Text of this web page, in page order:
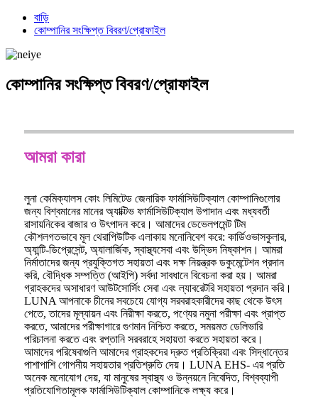
বাড়ি
কোম্পানির সংক্ষিপ্ত বিবরণ/প্রোফাইল
কোম্পানির সংক্ষিপ্ত বিবরণ/প্রোফাইল
আমরা কারা
লুনা কেমিক্যালস কোং লিমিটেড জেনারিক ফার্মাসিউটিক্যাল কোম্পানিগুলোর
জন্য বিশ্বমানের মানের অ্যাক্টিভ ফার্মাসিউটিক্যাল উপাদান এবং মধ্যবর্তী
রাসায়নিকের বাজার ও উৎপাদন করে। আমাদের ডেভেলপমেন্ট টিম
কৌশলগতভাবে মূল থেরাপিউটিক এলাকায় মনোনিবেশ করে: কার্ডিওভাসকুলার,
অ্যান্টি-ডিপ্রেসেন্ট, অ্যালার্জিক, স্বাস্থ্যসেবা এবং উদ্ভিদ নিষ্কাশন। আমরা
নির্মাতাদের জন্য প্রযুক্তিগত সহায়তা এবং দক্ষ নিয়ন্ত্রক ডকুমেন্টেশন প্রদান
করি, বৌদ্ধিক সম্পত্তি (আইপি) সর্বদা সাবধানে বিবেচনা করা হয়। আমরা
গ্রাহকদের অসাধারণ আউটসোর্সিং সেবা এবং ল্যাবরেটরি সহায়তা প্রদান করি।
LUNA আপনাকে চীনের সবচেয়ে যোগ্য সরবরাহকারীদের কাছ থেকে উৎস
পেতে, তাদের মূল্যায়ন এবং নিরীক্ষা করতে, পণ্যের নমুনা পরীক্ষা এবং প্রাপ্ত
করতে, আমাদের পরীক্ষাগারে গুণমান নিশ্চিত করতে, সময়মত ডেলিভারি
পরিচালনা করতে এবং রপ্তানি সরবরাহে সহায়তা করতে সহায়তা করে।
আমাদের পরিষেবাগুলি আমাদের গ্রাহকদের দ্রুত প্রতিক্রিয়া এবং সিদ্ধান্তের
পাশাপাশি গোপনীয় সহায়তার প্রতিশ্রুতি দেয়। LUNA EHS- এর প্রতি
অনেক মনোযোগ দেয়, যা মানুষের স্বাস্থ্য ও উন্নয়নে নিবেদিত, বিশ্বব্যাপী
প্রতিযোগিতামূলক ফার্মাসিউটিক্যাল কোম্পানিকে লক্ষ্য করে।